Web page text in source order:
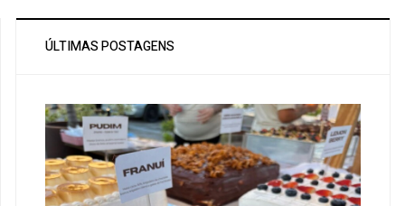
ÚLTIMAS POSTAGENS